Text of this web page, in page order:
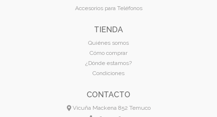
Accesorios para Teléfonos
TIENDA
Quiénes somos
Cómo comprar
¿Dónde estamos?
Condiciones
CONTACTO
Vicuña Mackena 852 Temuco